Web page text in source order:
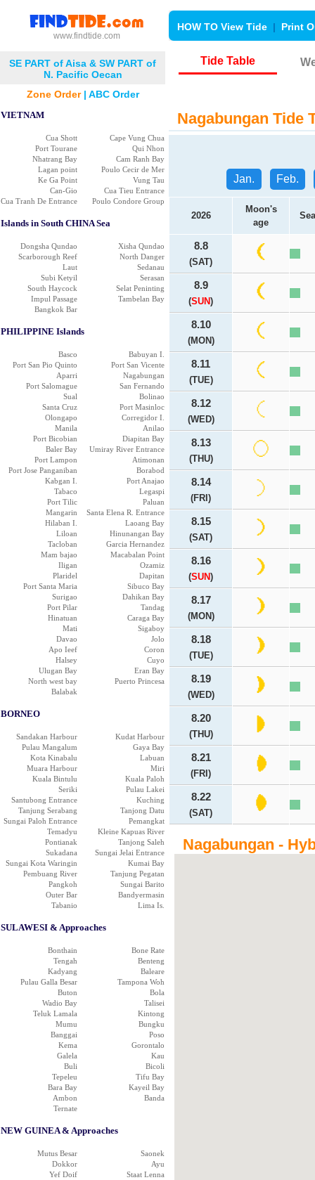
www.findtide.com
HOW TO View Tide | Print
SE PART of Aisa & SW PART of
N. Pacific Oecan
Zone Order| ABC Order
VIETNAM
Cua Shott
Cape Vung Chua
Port Tourane
Qui Nhon
Nhatrang Bay
Cam Ranh Bay
Lagan point
Poulo Cecir de Mer
Ke Ga Point
Vung Tau
Can-Gio
Cua Tieu Entrance
Cua Tranh De Entrance
Poulo Condore Group
Islands in South CHINA Sea
Dongsha Qundao
Xisha Qundao
Scarborough Reef
North Danger
Laut
Sedanau
Subi Ketyil
Serasan
South Haycock
Selat Peninting
Impul Passage
Tambelan Bay
Bangkok Bar
PHILIPPINE Islands
Basco
Babuyan I.
Port San Pio Quinto
Port San Vicente
Aparri
Nagabungan
Port Salomague
San Fernando
Sual
Bolinao
Santa Cruz
Port Masinloc
Olongapo
Corregidor I.
Manila
Anilao
Port Bicobian
Diapitan Bay
Baler Bay
Umiray River Entrance
Port Lampon
Atimonan
Port Jose Panganiban
Borabod
Kabgan I.
Port Anajao
Tabaco
Legaspi
Port Tilic
Paluan
Mangarin
Santa Elena R. Entrance
Hilaban I.
Laoang Bay
Liloan
Hinunangan Bay
Tacloban
Garcia Hernandez
Mam bajao
Macabalan Point
Iligan
Ozamiz
Plaridel
Dapitan
Port Santa Maria
Sibuco Bay
Surigao
Dahikan Bay
Port Pilar
Tandag
Hinatuan
Caraga Bay
Mati
Sigaboy
Davao
Jolo
Apo Ieef
Coron
Halsey
Cuyo
Ulugan Bay
Eran Bay
North west bay
Puerto Princesa
Balabak
BORNEO
Sandakan Harbour
Kudat Harbour
Pulau Mangalum
Gaya Bay
Kota Kinabalu
Labuan
Muara Harbour
Miri
Kuala Bintulu
Kuala Paloh
Seriki
Pulau Lakei
Santubong Entrance
Kuching
Tanjung Serabang
Tanjong Datu
Sungai Paloh Entrance
Pemangkat
Temadyu
Kleine Kapuas River
Pontianak
Tanjong Saleh
Sukadana
Sungai Jelai Entrance
Sungai Kota Waringin
Kumai Bay
Pembuang River
Tanjung Pegatan
Pangkoh
Sungai Barito
Outer Bar
Bandyermasin
Tabanio
Lima Is.
SULAWESI & Approaches
Bonthain
Bone Rate
Tengah
Benteng
Kadyang
Baleare
Pulau Galla Besar
Tampona Woh
Buton
Bola
Wadio Bay
Talisei
Teluk Lamala
Kintong
Mumu
Bungku
Banggai
Poso
Kema
Gorontalo
Galela
Kau
Buli
Bicoli
Tepeleu
Tifu Bay
Bara Bay
Kayeil Bay
Ambon
Banda
Ternate
NEW GUINEA & Approaches
Mutus Besar
Saonek
Dokkor
Ayu
Yef Doif
Staat Lenna
Tide Table
Nagabungan Tide
Jan. Feb.
2026
Moon's
age
8.8
(SAT)
8.9
(SUN)
8.10
(MON)
8.11
(TUE)
8.12
(WED)
8.13
(THU)
8.14
(FRI)
8.15
(SAT)
8.16
(SUN)
8.17
(MON)
8.18
(TUE)
8.19
(WED)
8.20
(THU)
8.21
(FRI)
8.22
(SAT)
Nagabungan -